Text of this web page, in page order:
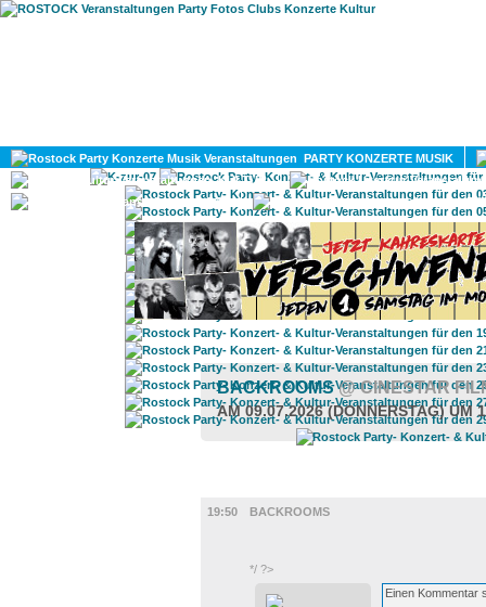
PARTY KONZERTE MUSIK
KULTUR
GAY
BACKROOMS@ CINESTAR
AM 09.07.2026 (DONNERSTAG) UM
19:50
BACKROOMS
*/ ?>